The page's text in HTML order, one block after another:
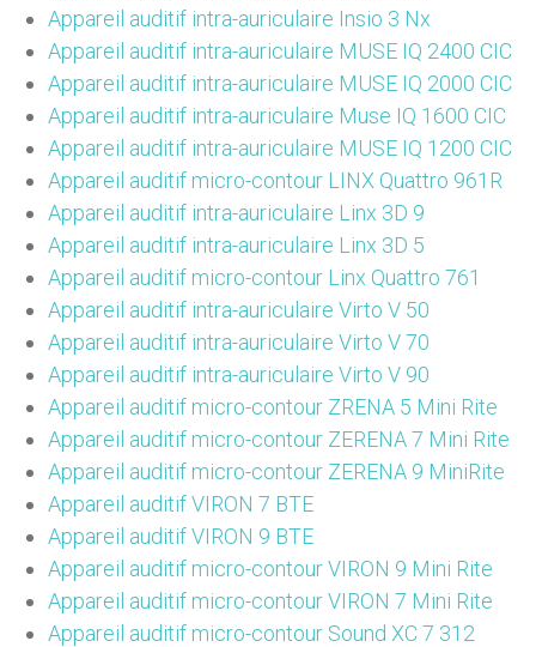
Appareil auditif intra-auriculaire Insio 3 Nx
Appareil auditif intra-auriculaire MUSE IQ 2400 CIC
Appareil auditif intra-auriculaire MUSE IQ 2000 CIC
Appareil auditif intra-auriculaire Muse IQ 1600 CIC
Appareil auditif intra-auriculaire MUSE IQ 1200 CIC
Appareil auditif micro-contour LINX Quattro 961R
Appareil auditif intra-auriculaire Linx 3D 9
Appareil auditif intra-auriculaire Linx 3D 5
Appareil auditif micro-contour Linx Quattro 761
Appareil auditif intra-auriculaire Virto V 50
Appareil auditif intra-auriculaire Virto V 70
Appareil auditif intra-auriculaire Virto V 90
Appareil auditif micro-contour ZRENA 5 Mini Rite
Appareil auditif micro-contour ZERENA 7 Mini Rite
Appareil auditif micro-contour ZERENA 9 MiniRite
Appareil auditif VIRON 7 BTE
Appareil auditif VIRON 9 BTE
Appareil auditif micro-contour VIRON 9 Mini Rite
Appareil auditif micro-contour VIRON 7 Mini Rite
Appareil auditif micro-contour Sound XC 7 312